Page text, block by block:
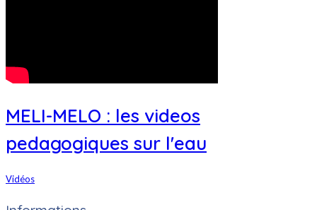
MELI-MELO : les videos
pedagogiques sur l'eau
Vidéos